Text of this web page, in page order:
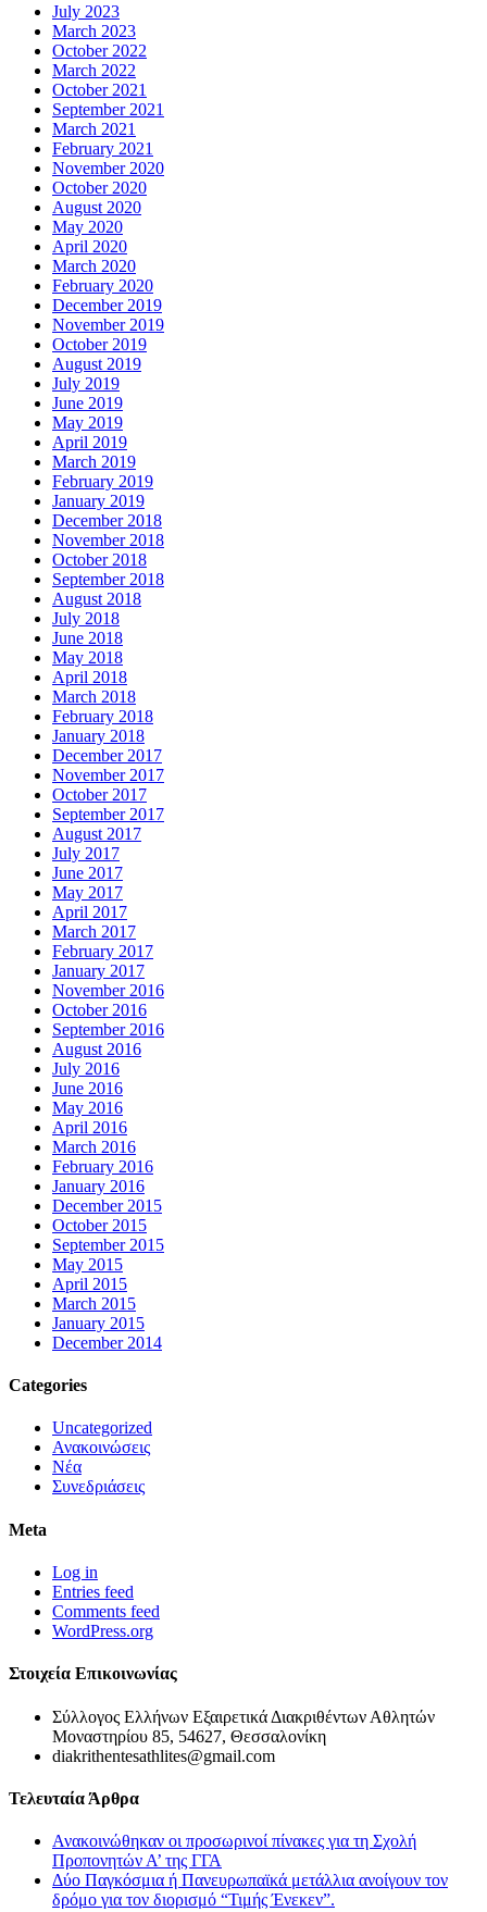
July 2023
March 2023
October 2022
March 2022
October 2021
September 2021
March 2021
February 2021
November 2020
October 2020
August 2020
May 2020
April 2020
March 2020
February 2020
December 2019
November 2019
October 2019
August 2019
July 2019
June 2019
May 2019
April 2019
March 2019
February 2019
January 2019
December 2018
November 2018
October 2018
September 2018
August 2018
July 2018
June 2018
May 2018
April 2018
March 2018
February 2018
January 2018
December 2017
November 2017
October 2017
September 2017
August 2017
July 2017
June 2017
May 2017
April 2017
March 2017
February 2017
January 2017
November 2016
October 2016
September 2016
August 2016
July 2016
June 2016
May 2016
April 2016
March 2016
February 2016
January 2016
December 2015
October 2015
September 2015
May 2015
April 2015
March 2015
January 2015
December 2014
Categories
Uncategorized
Ανακοινώσεις
Νέα
Συνεδριάσεις
Meta
Log in
Entries feed
Comments feed
WordPress.org
Στοιχεία Επικοινωνίας
Σύλλογος Ελλήνων Εξαιρετικά Διακριθέντων Αθλητών
Μοναστηρίου 85, 54627, Θεσσαλονίκη
diakrithentesathlites@gmail.com
Τελευταία Άρθρα
Ανακοινώθηκαν οι προσωρινοί πίνακες για τη Σχολή
Προπονητών Α’ της ΓΓΑ
Δύο Παγκόσμια ή Πανευρωπαϊκά μετάλλια ανοίγουν τον
δρόμο για τον διορισμό “Τιμής Ένεκεν”.